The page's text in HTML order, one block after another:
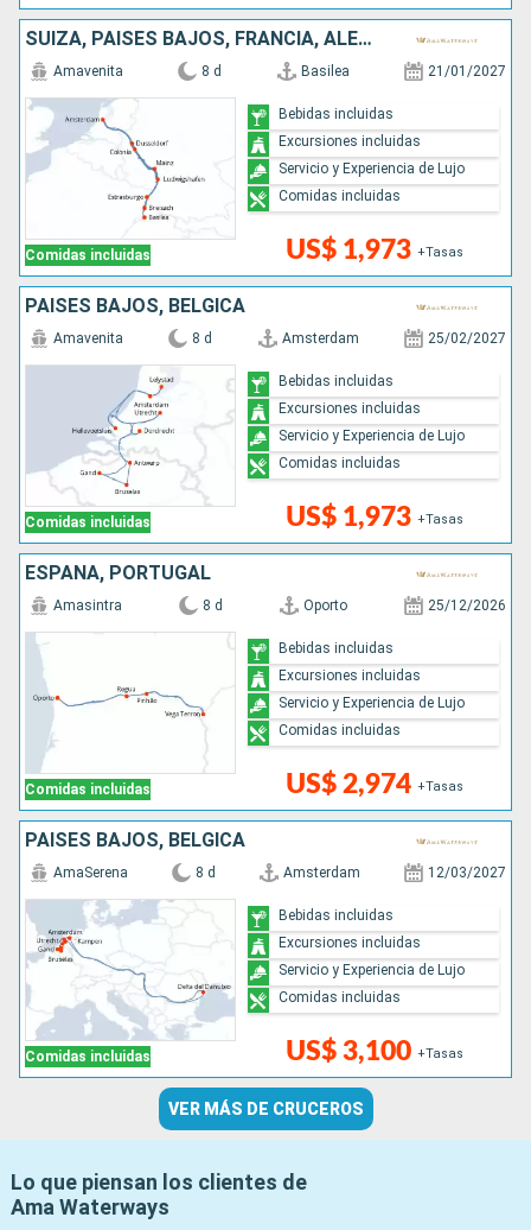
culturas locales.
Un crucero elegante, activo e inmersivo, ideal para viajeros que
buscan comodidad, descubrimientos culturales en profundidad y
una experiencia fluvial de alta gama.
Encuentre aquí todos los consejos más populares
SUIZA, PAISES BAJOS, FRANCIA, ALEMANIA
Comidas incluidas
Amavenita 8 d Basilea 21/01/2027
US$ 1,973 +Tasas
Bebidas incluidas
Excursiones incluidas
Servicio y Experiencia de Lujo
Comidas incluidas
PAISES BAJOS, BÉLGICA
Comidas incluidas
Amavenita 8 d Amsterdam 25/02/2027
US$ 1,973 +Tasas
Bebidas incluidas
Excursiones incluidas
Servicio y Experiencia de Lujo
Comidas incluidas
ESPAÑA, PORTUGAL
Comidas incluidas
Amasintra 8 d Oporto 25/12/2026
US$ 2,974 +Tasas
Bebidas incluidas
Excursiones incluidas
Servicio y Experiencia de Lujo
Comidas incluidas
PAISES BAJOS, BÉLGICA
Comidas incluidas
AmaSerena 8 d Amsterdam 12/03/2027
US$ 3,100 +Tasas
Bebidas incluidas
Excursiones incluidas
Servicio y Experiencia de Lujo
Comidas incluidas
VER MÁS DE CRUCEROS
Lo que piensan los clientes de
Ama Waterways